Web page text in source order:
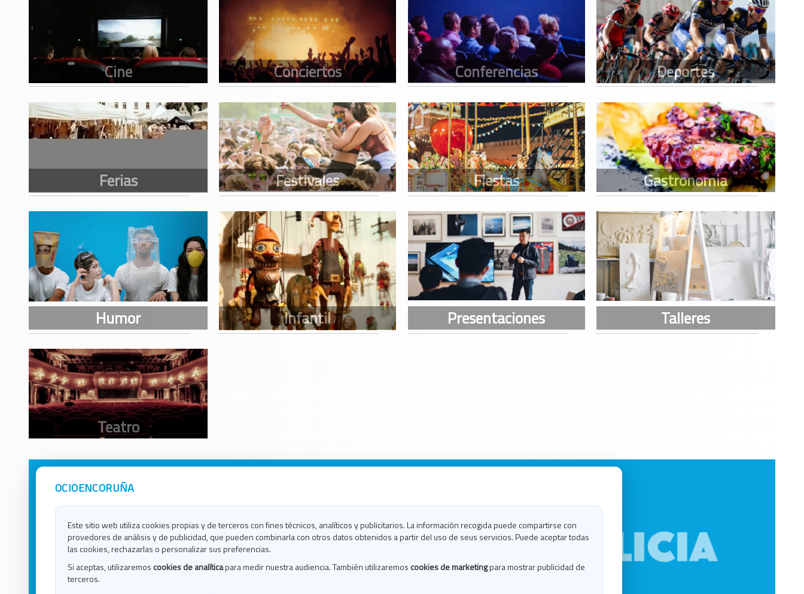
OCIOENCORUÑA
Este sitio web utiliza cookies propias y de terceros con fines técnicos, analíticos y publicitarios. La información recogida puede compartirse con
provedores de análisis y de publicidad, que pueden combinarla con otros datos obtenidos a partir del uso de seus servicios. Puede aceptar todas
las cookies, rechazarlas o personalizar sus preferencias.
Si aceptas, utilizaremos cookies de analíticapara medir nuestra audiencia. También utilizaremos cookies de marketingpara mostrar publicidad de
terceros.
Avisos Legales
Política de Cookies
Ocio en Lugo
Ocio en Ourense
Ocio en Santiago